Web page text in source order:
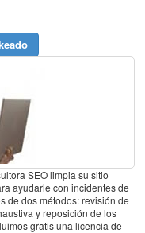
SEO limpia su sitio
ayudarle con incidentes de
de dos métodos: revisión de
y reposición de los
gratis una licencia de